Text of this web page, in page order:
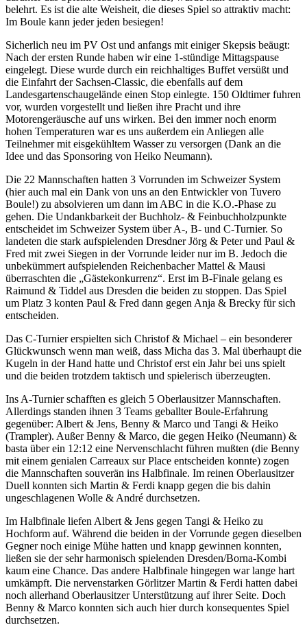
belehrt. Es ist die alte Weisheit, die dieses Spiel so attraktiv macht:
Im Boule kann jeder jeden besiegen!
Sicherlich neu im PV Ost und anfangs mit einiger Skepsis beäugt:
Nach der ersten Runde haben wir eine 1-stündige Mittagspause
eingelegt. Diese wurde durch ein reichhaltiges Buffet versüßt und
die Einfahrt der Sachsen-Classic, die ebenfalls auf dem
Landesgartenschaugelände einen Stop einlegte. 150 Oldtimer fuhren
vor, wurden vorgestellt und ließen ihre Pracht und ihre
Motorengeräusche auf uns wirken. Bei den immer noch enorm
hohen Temperaturen war es uns außerdem ein Anliegen alle
Teilnehmer mit eisgekühltem Wasser zu versorgen (Dank an die
Idee und das Sponsoring von Heiko Neumann).
Die 22 Mannschaften hatten 3 Vorrunden im Schweizer System
(hier auch mal ein Dank von uns an den Entwickler von Tuvero
Boule!) zu absolvieren um dann im ABC in die K.O.-Phase zu
gehen. Die Undankbarkeit der Buchholz- & Feinbuchholzpunkte
entscheidet im Schweizer System über A-, B- und C-Turnier. So
landeten die stark aufspielenden Dresdner Jörg & Peter und Paul &
Fred mit zwei Siegen in der Vorrunde leider nur im B. Jedoch die
unbekümmert aufspielenden Reichenbacher Mattel & Mausi
überraschten die „Gästekonkurrenz“. Erst im B-Finale gelang es
Raimund & Tiddel aus Dresden die beiden zu stoppen. Das Spiel
um Platz 3 konten Paul & Fred dann gegen Anja & Brecky für sich
entscheiden.
Das C-Turnier erspielten sich Christof & Michael – ein besonderer
Glückwunsch wenn man weiß, dass Micha das 3. Mal überhaupt die
Kugeln in der Hand hatte und Christof erst ein Jahr bei uns spielt
und die beiden trotzdem taktisch und spielerisch überzeugten.
Ins A-Turnier schafften es gleich 5 Oberlausitzer Mannschaften.
Allerdings standen ihnen 3 Teams geballter Boule-Erfahrung
gegenüber: Albert & Jens, Benny & Marco und Tangi & Heiko
(Trampler). Außer Benny & Marco, die gegen Heiko (Neumann) &
basta über ein 12:12 eine Nervenschlacht führen mußten (die Benny
mit einem genialen Carreaux sur Place entscheiden konnte) zogen
die Mannschaften souverän ins Halbfinale. Im reinen Oberlausitzer
Duell konnten sich Martin & Ferdi knapp gegen die bis dahin
ungeschlagenen Wolle & André durchsetzen.
Im Halbfinale liefen Albert & Jens gegen Tangi & Heiko zu
Hochform auf. Während die beiden in der Vorrunde gegen dieselben
Gegner noch einige Mühe hatten und knapp gewinnen konnten,
ließen sie der sehr harmonisch spielenden Dresden/Borna-Kombi
kaum eine Chance. Das andere Halbfinale hingegen war lange hart
umkämpft. Die nervenstarken Görlitzer Martin & Ferdi hatten dabei
noch allerhand Oberlausitzer Unterstützung auf ihrer Seite. Doch
Benny & Marco konnten sich auch hier durch konsequentes Spiel
durchsetzen.